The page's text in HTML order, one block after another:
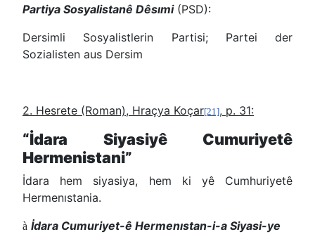
Partiya Sosyalistanê Dêsımi(PSD):
Dersimli Sosyalistlerin Partisi; Partei der
Sozialisten aus Dersim
2. Hesrete (Roman), Hraçya Koçar[21], p. 31:
“İdara Siyasiyê Cumuriyetê
Hermenistani”
İdara hem siyasiya, hem ki yê Cumhuriyetê
Hermenıstania.
à İdara Cumuriyet-ê Hermenıstan-i-a Siyasi-ye